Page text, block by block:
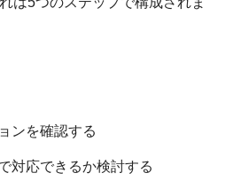
ンを確認する
対応できるか検討する